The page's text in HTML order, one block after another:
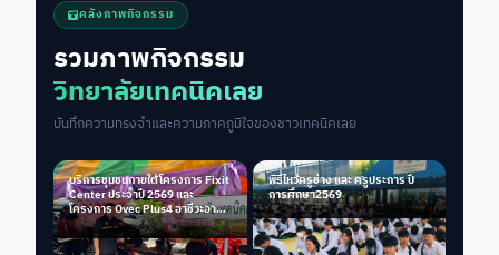
คลังภาพกิจกรรม
รวมภาพกิจกรรม
วิทยาลัยเทคนิคเลย
บันทึกความทรงจำและความภาคภูมิใจของชาวเทคนิคเลย
บริการชุมชนภายใต้โครงการ Fixit
Center ประจำปี 2569 และ
โครงการ Ovec Plus4 อาชีวะอาสา
ซ่อมได้ สร้างได้ ช่วยได้ จริง
พิธีไหว้ครูช่าง และ ครูประการ ปี
การศึกษา2569